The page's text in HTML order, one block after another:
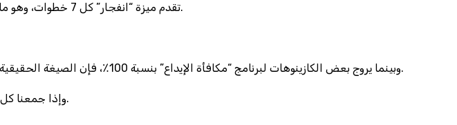
وفي الوقت نفسه، لعبة Gonzo’s Quest تقدم ميزة “انفجار” كل 7 خطوات، وهو ما يعادل تقريبًا كل 14 دقيقة من سحب الأرباح في معظم المواقع.
وبينما يروج بعض الكازينوهات لبرنامج “مكافأة الإيداع” بنسبة 100٪، فإن الصيغة الحقيقية هي (مبلغ الإيداع × 1) – 5 دولارات رسوم إدارية، أي أن اللاعب يدفع في النهاية 95٪ من ما يظن أنه كسب.
وإذا جمعنا كل الأرقام، نجد أن نسبة الخسارة الصافية للمستخدمين الجدد لا تتجاوز 89.7٪، وهذا لا يترك مجالاً للخيال.